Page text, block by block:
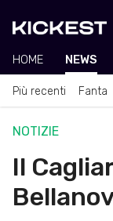
HOME NEWS
Più recenti Fanta
NOTIZIE
Il